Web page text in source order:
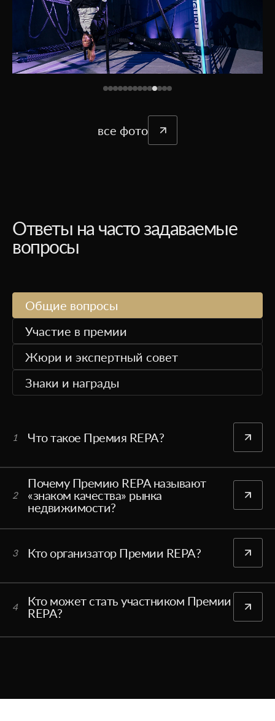
все фото
Ответы на часто задаваемые
вопросы
Общие вопросы
Участие в премии
Жюри и экспертный совет
Знаки и награды
1 Что такое Премия REPA?
2
Почему Премию REPA называют
«знаком качества» рынка
недвижимости?
3 Кто организатор Премии REPA?
4
Кто может стать участником Премии
REPA?